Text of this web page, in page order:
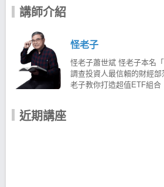
講師介紹
怪老子
怪老子蕭世斌 怪老子本名
調查投資人最信賴的財經
老子教你打造超值ETF組
版)》、《怪老子教你：理
近期講座